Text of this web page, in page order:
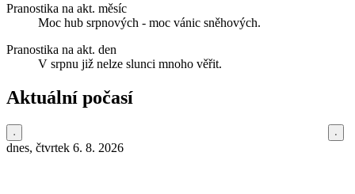
Pranostika na akt. měsíc
Moc hub srpnových - moc vánic sněhových.
Pranostika na akt. den
V srpnu již nelze slunci mnoho věřit.
Aktuální počasí
dnes, čtvrtek 6. 8. 2026